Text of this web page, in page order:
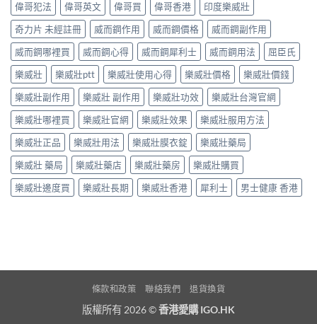
偉哥犯法
偉哥英文 偉哥買 偉哥香港
印度樂威壯
奇力片 未經註冊
威而鋼作用 威而鋼價格
威而鋼副作用
威而鋼哪裡買
威而鋼心得 威而鋼犀利士 威而鋼用法
屈臣氏
樂威壯
樂威壯ptt 樂威壯使用心得 樂威壯價格
樂威壯價錢
樂威壯副作用
樂威壯 副作用 樂威壯功效
樂威壯台灣官網
樂威壯哪裡買
樂威壯官網 樂威壯效果
樂威壯服用方法
樂威壯正品
樂威壯用法 樂威壯膜衣錠
樂威壯藥局
樂威壯 藥局
樂威壯藥店 樂威壯藥房
樂威壯購買
樂威壯邊度買
樂威壯長期 樂威壯香港 犀利士 男士健康 香港
條款和政策 聯絡我們 退貨換貨
版權所有 2026 ©香港愛購 IGO.HK